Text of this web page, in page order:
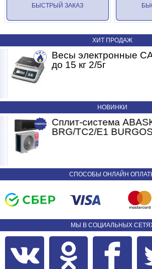
БЫСТРЫЙ ЗАКАЗ
ХИТ ПРОДАЖ
Весы электронные
до 15 кг 2/5г
НОВИНКИ
Сплит-система
BRG/TC2/E1
СПОСОБЫ ОНЛАЙН
МЫ В СОЦИАЛЬНЫХ